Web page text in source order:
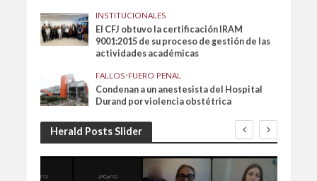
INSTITUCIONALES
El CFJ obtuvo la certificación IRAM
9001:2015 de su proceso de gestión de las
actividades académicas
FALLOS•FUERO PENAL
Condenan a un anestesista del Hospital
Durand por violencia obstétrica
Herald Posts Slider